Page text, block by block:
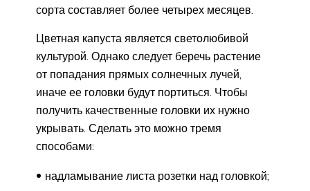
сорта составляет более четырех месяцев.
Цветная капуста является светолюбивой
культурой. Однако следует беречь растение
от попадания прямых солнечных лучей,
иначе ее головки будут портиться. Чтобы
получить качественные головки их нужно
укрывать. Сделать это можно тремя
способами:
надламывание листа розетки над головкой;